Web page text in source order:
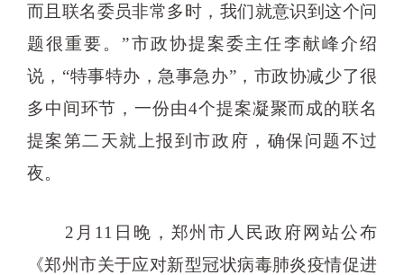
而且联名委员非常多时，我们就意识到这个问
题很重要。”市政协提案委主任李献峰介绍
说，“特事特办，急事急办”，市政协减少了很
多中间环节，一份由4个提案凝聚而成的联名
提案第二天就上报到市政府，确保问题不过
夜。
2月11日晚，郑州市人民政府网站公布
《郑州市关于应对新型冠状病毒肺炎疫情促进